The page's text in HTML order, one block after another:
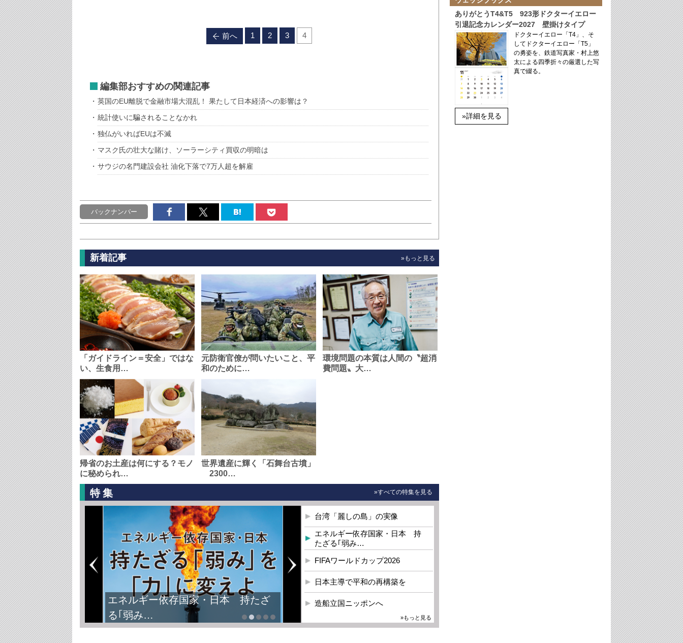
前へ 1 2 3 4
編集部おすすめの関連記事
英国のEU離脱で金融市場大混乱！ 果たして日本経済への影響は？
統計使いに騙されることなかれ
独仏がいればEUは不滅
マスク氏の壮大な賭け、ソーラーシティ買収の明暗は
サウジの名門建設会社 油化下落で7万人超を解雇
バックナンバー
新着記事 »もっと見る
「ガイドライン＝安全」ではな
い、生食用…
元防衛官僚が問いたいこと、平
和のために…
環境問題の本質は人間の〝超消
費問題〟大…
帰省のお土産は何にする？モノ
に秘められ…
世界遺産に輝く「石舞台古墳」
2300…
特集 »すべての特集を見る
エネルギー依存国家・日本 持たざ
る｢弱み…
台湾「麗しの島」の実像
エネルギー依存国家・日本 持
たざる｢弱み…
FIFAワールドカップ2026
日本主導で平和の再構築を
造船立国ニッポンへ
»もっと見る
ありがとうT4&T5 923形ドクターイエロー
引退記念カレンダー2027 壁掛けタイプ
»詳細を見る
ドクターイエロー「T4」、そ
してドクターイエロー「T5」
の勇姿を、鉄道写真家・村上悠
太による四季折々の厳選した写
真で綴る。